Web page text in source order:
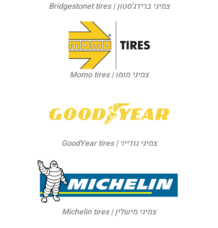
צמיגי ברידג'סטון | Bridgestonet tires
צמיגי מומו | Momo tires
צמיגי גודייר | GoodYear tires
צמיגי מישלין | Michelin tires